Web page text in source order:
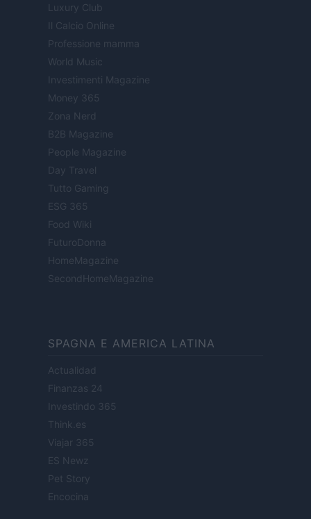
Luxury Club
Il Calcio Online
Professione mamma
World Music
Investimenti Magazine
Money 365
Zona Nerd
B2B Magazine
People Magazine
Day Travel
Tutto Gaming
ESG 365
Food Wiki
FuturoDonna
HomeMagazine
SecondHomeMagazine
SPAGNA E AMERICA LATINA
Actualidad
Finanzas 24
Investindo 365
Think.es
Viajar 365
ES Newz
Pet Story
Encocina